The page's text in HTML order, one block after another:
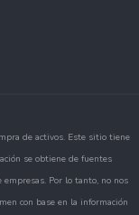
de activos. Este sitio tiene
se obtiene de fuentes
Por lo tanto, no nos
con base en la información